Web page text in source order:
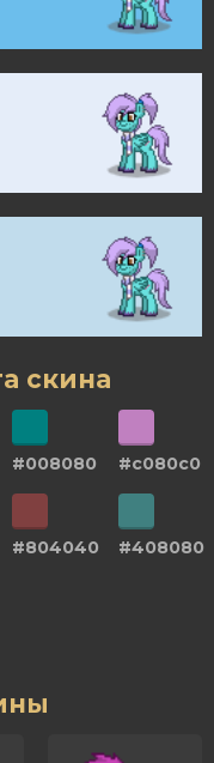
скина
#008080 #c080c0
#804040 #408080